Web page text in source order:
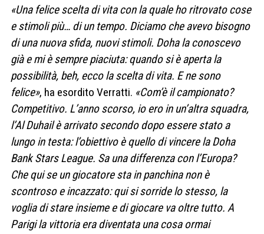
«Una felice scelta di vita con la quale ho ritrovato cose
e stimoli più… di un tempo. Diciamo che avevo bisogno
di una nuova sfida, nuovi stimoli. Doha la conoscevo
già e mi è sempre piaciuta: quando si è aperta la
possibilità, beh, ecco la scelta di vita. E ne sono
felice», ha esordito Verratti. «Com’è il campionato?
Competitivo. L’anno scorso, io ero in un’altra squadra,
l’Al Duhail è arrivato secondo dopo essere stato a
lungo in testa: l’obiettivo è quello di vincere la Doha
Bank Stars League. Sa una differenza con l’Europa?
Che qui se un giocatore sta in panchina non è
scontroso e incazzato: qui si sorride lo stesso, la
voglia di stare insieme e di giocare va oltre tutto. A
Parigi la vittoria era diventata una cosa ormai